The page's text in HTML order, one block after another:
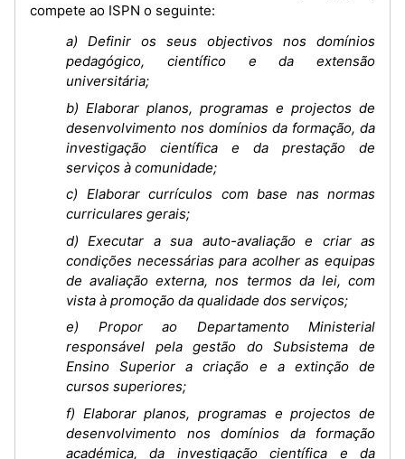
compete ao ISPN o seguinte:
a) Definir os seus objectivos nos domínios
pedagógico, científico e da extensão
universitária;
b) Elaborar planos, programas e projectos de
desenvolvimento nos domínios da formação, da
investigação científica e da prestação de
serviços à comunidade;
c) Elaborar currículos com base nas normas
curriculares gerais;
d) Executar a sua auto-avaliação e criar as
condições necessárias para acolher as equipas
de avaliação externa, nos termos da lei, com
vista à promoção da qualidade dos serviços;
e) Propor ao Departamento Ministerial
responsável pela gestão do Subsistema de
Ensino Superior a criação e a extinção de
cursos superiores;
f) Elaborar planos, programas e projectos de
desenvolvimento nos domínios da formação
académica, da investigação científica e da